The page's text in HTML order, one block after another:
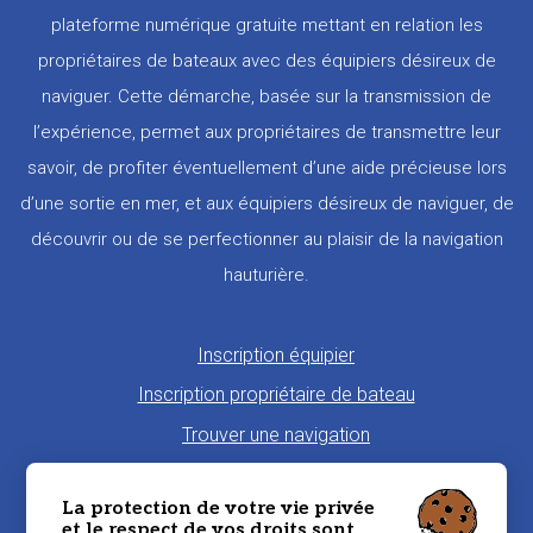
plateforme numérique gratuite mettant en relation les
propriétaires de bateaux avec des équipiers désireux de
naviguer. Cette démarche, basée sur la transmission de
l’expérience, permet aux propriétaires de transmettre leur
savoir, de profiter éventuellement d’une aide précieuse lors
d’une sortie en mer, et aux équipiers désireux de naviguer, de
découvrir ou de se perfectionner au plaisir de la navigation
hauturière.
Inscription équipier
Inscription propriétaire de bateau
Trouver une navigation
La charte Morbi'Embark
La protection de votre vie privée